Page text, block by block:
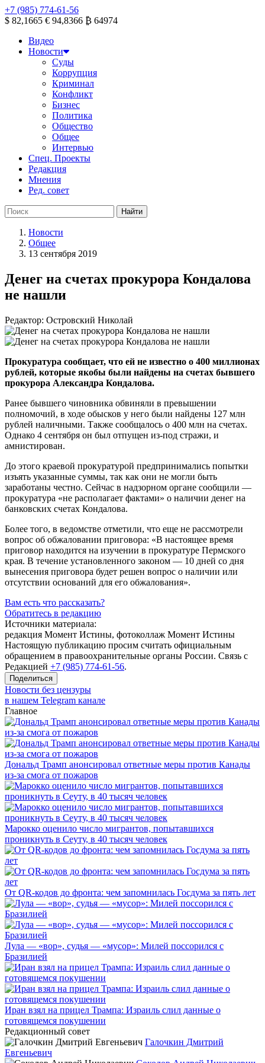
+7 (985) 774-61-56
$ 82,1665 € 94,8366 ₿ 64974
Видео
Новости
Суды
Коррупция
Криминал
Конфликт
Бизнес
Политика
Общество
Общее
Интервью
Спец. Проекты
Редакция
Мнения
Ред. совет
Новости
Общее
13 сентября 2019
Денег на счетах прокурора Кондалова
не нашли
Редактор: Островский Николай
Прокуратура сообщает, что ей не известно о 400 миллионах
рублей, которые якобы были найдены на счетах бывшего
прокурора Александра Кондалова.
Ранее бывшего чиновника обвиняли в превышении
полномочий, в ходе обысков у него были найдены 127 млн
рублей наличными. Также сообщалось о 400 млн на счетах.
Однако 4 сентября он был отпущен из-под стражи, и
амнистирован.
До этого краевой прокуратурой предпринимались попытки
изъять указанные суммы, так как они не могли быть
заработаны честно. Сейчас в надзорном органе сообщили —
прокуратура «не располагает фактами» о наличии денег на
банковских счетах Кондалова.
Более того, в ведомстве отметили, что еще не рассмотрели
вопрос об обжаловании приговора: «В настоящее время
приговор находится на изучении в прокуратуре Пермского
края. В течение установленного законом — 10 дней со дня
вынесения приговора будет решен вопрос о наличии или
отсутствии оснований для его обжалования».
Вам есть что рассказать?
Обратитесь в редакцию
Источники материала:
редакция Момент Истины, фотоколлаж Момент Истины
Настоящую публикацию просим считать официальным
обращением в правоохранительные органы России. Связь с
Редакцией +7 (985) 774-61-56.
Поделиться
Новости без цензуры
в нашем Telegram канале
Главное
Дональд Трамп анонсировал ответные меры против Канады
из-за смога от пожаров
Марокко оценило число мигрантов, попытавшихся
проникнуть в Сеуту, в 40 тысяч человек
От QR-кодов до фронта: чем запомнилась Госдума за пять лет
Лула — «вор», судья — «мусор»: Милей поссорился с
Бразилией
Иран взял на прицел Трампа: Израиль слил данные о
готовящемся покушении
Редакционный совет
Галочкин Дмитрий
Евгеньевич